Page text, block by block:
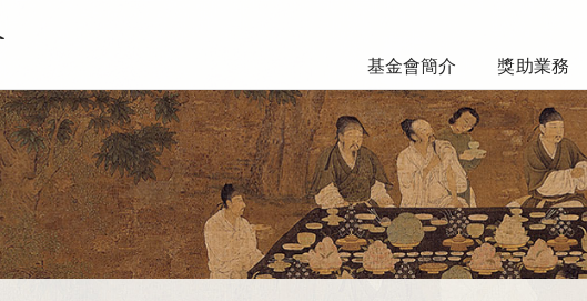
基金會簡介 獎助業務